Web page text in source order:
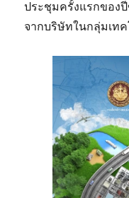
ประชุมครั้งแรกของ
จากบริษัทในกลุ่มเท